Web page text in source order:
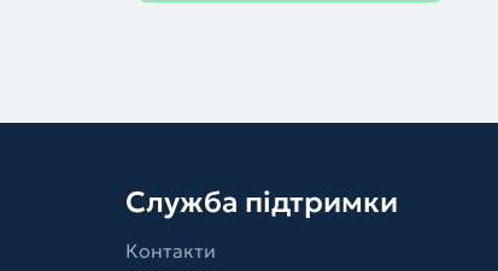
Служба підтримки
Контакти